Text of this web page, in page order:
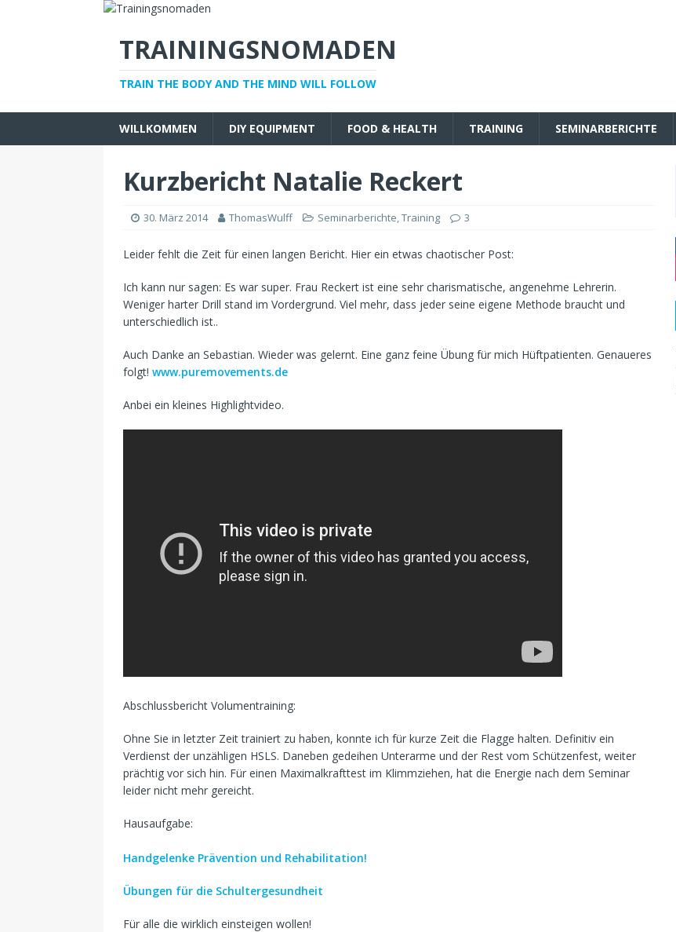
TRAININGSNOMADEN
TRAIN THE BODY AND THE MIND WILL FOLLOW
WILLKOMMEN DIY EQUIPMENT FOOD & HEALTH TRAINING SEMINARBERICHTE
Kurzbericht Natalie Reckert
30. März 2014 ThomasWulff Seminarberichte,Training 3
Leider fehlt die Zeit für einen langen Bericht. Hier ein etwas chaotischer Post:
Ich kann nur sagen: Es war super. Frau Reckert ist eine sehr charismatische, angenehme Lehrerin.
Weniger harter Drill stand im Vordergrund. Viel mehr, dass jeder seine eigene Methode braucht und
unterschiedlich ist..
Auch Danke an Sebastian. Wieder was gelernt. Eine ganz feine Übung für mich Hüftpatienten. Genaueres
folgt! www.puremovements.de
Anbei ein kleines Highlightvideo.
Abschlussbericht Volumentraining:
Ohne Sie in letzter Zeit trainiert zu haben, konnte ich für kurze Zeit die Flagge halten. Definitiv ein
Verdienst der unzähligen HSLS. Daneben gedeihen Unterarme und der Rest vom Schützenfest, weiter
prächtig vor sich hin. Für einen Maximalkrafttest im Klimmziehen, hat die Energie nach dem Seminar
leider nicht mehr gereicht.
Hausaufgabe:
Handgelenke Prävention und Rehabilitation!
Übungen für die Schultergesundheit
Für alle die wirklich einsteigen wollen!